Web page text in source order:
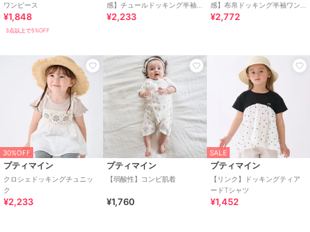
ワンピース
¥1,848
3点以上で5%OFF
感】チュールドッキング半袖T
シャツ
¥2,233
感】布帛ドッキング半袖ワン
ピース
¥2,772
30%OFF
プティマイン
クロシェドッキングチュニッ
ク
¥2,233
プティマイン
【弱酸性】コンビ肌着
¥1,760
SALE
プティマイン
【リンク】ドッキングティア
ードTシャツ
¥1,452